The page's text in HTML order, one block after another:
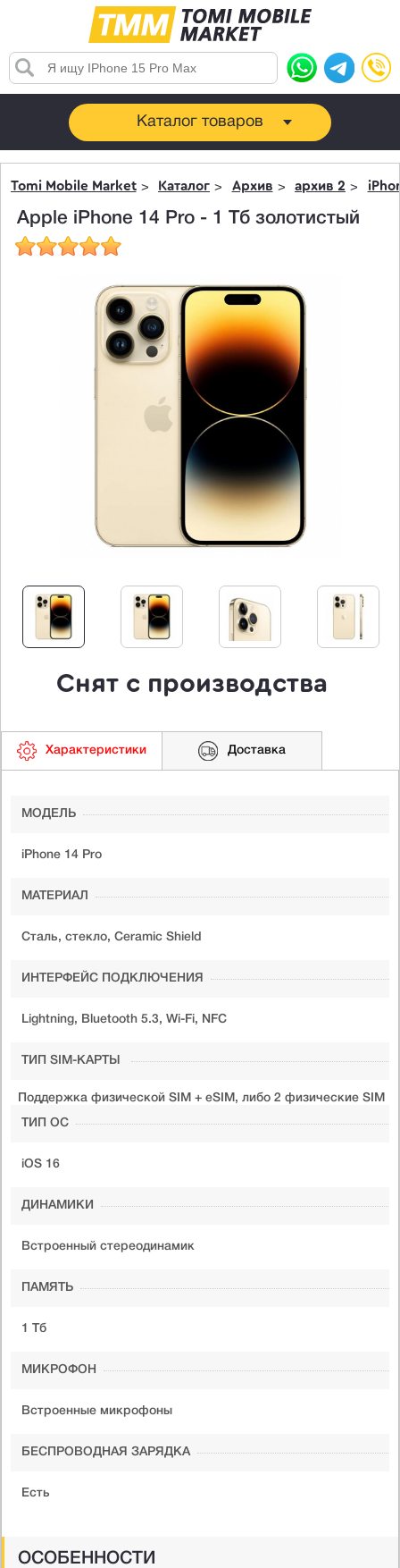
Каталог товаров
Tomi Mobile Market Каталог Архив архив 2
Apple iPhone 14 Pro - 1 Тб золотистый
Снят с производства
Характеристики Доставка
МОДЕЛЬ
iPhone 14 Pro
МАТЕРИАЛ
Сталь, стекло, Ceramic Shield
ИНТЕРФЕЙС ПОДКЛЮЧЕНИЯ
Lightning, Bluetooth 5.3, Wi-Fi, NFC
ТИП SIM-КАРТЫ
Поддержка физической SIM + eSIM, либо 2 физические SIM
ТИП ОС
iOS 16
ДИНАМИКИ
Встроенный стереодинамик
ПАМЯТЬ
1 Тб
МИКРОФОН
Встроенные микрофоны
БЕСПРОВОДНАЯ ЗАРЯДКА
Есть
ОСОБЕННОСТИ